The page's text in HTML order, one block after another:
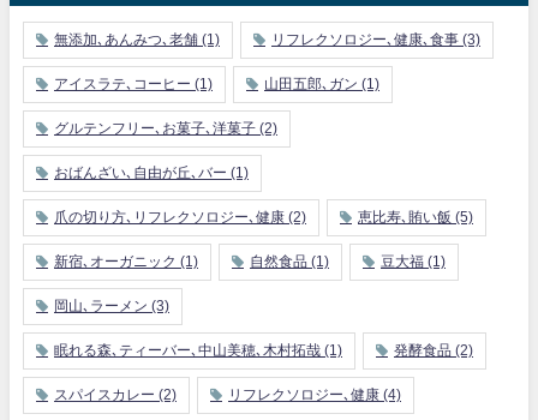
無添加､あんみつ､老舗 (1) リフレクソロジー､健康､食事 (3)
アイスラテ､コーヒー (1) 山田五郎､ガン (1)
グルテンフリー､お菓子､洋菓子 (2)
おばんざい､自由が丘､バー (1)
爪の切り方､リフレクソロジー､健康 (2) 恵比寿､賄い飯 (5)
新宿､オーガニック (1) 自然食品 (1) 豆大福 (1)
岡山､ラーメン (3)
眠れる森､ティーバー､中山美穂､木村拓哉 (1) 発酵食品 (2)
スパイスカレー (2) リフレクソロジー､健康 (4)